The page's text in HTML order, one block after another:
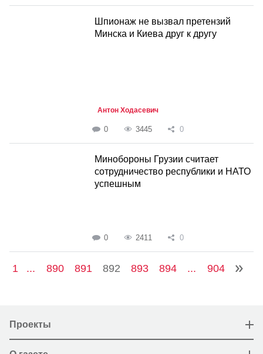
Шпионаж не вызвал претензий
Минска и Киева друг к другу
Антон Ходасевич
0 3445 0
Минобороны Грузии считает
сотрудничество республики и НАТО
успешным
0 2411 0
1 ... 890 891 892 893 894 ... 904
Проекты